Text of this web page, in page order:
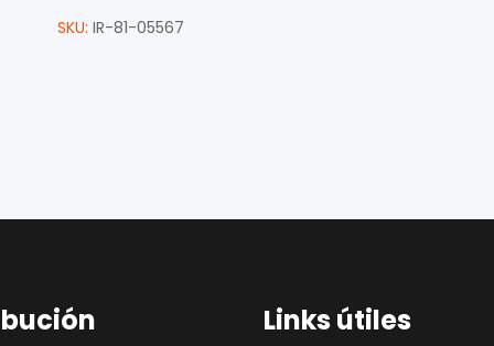
SKU: IR-81-05567
Links útiles